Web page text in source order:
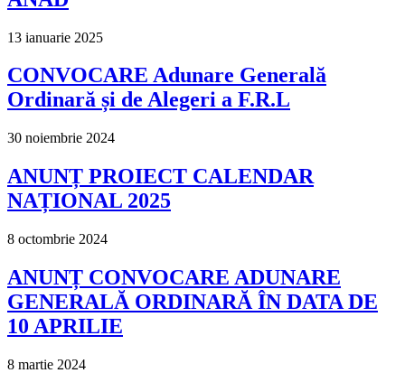
13 ianuarie 2025
CONVOCARE Adunare Generală
Ordinară și de Alegeri a F.R.L
30 noiembrie 2024
ANUNȚ PROIECT CALENDAR
NAȚIONAL 2025
8 octombrie 2024
ANUNȚ CONVOCARE ADUNARE
GENERALĂ ORDINARĂ ÎN DATA DE
10 APRILIE
8 martie 2024